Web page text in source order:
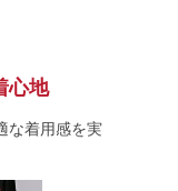
心地
な着用感を実